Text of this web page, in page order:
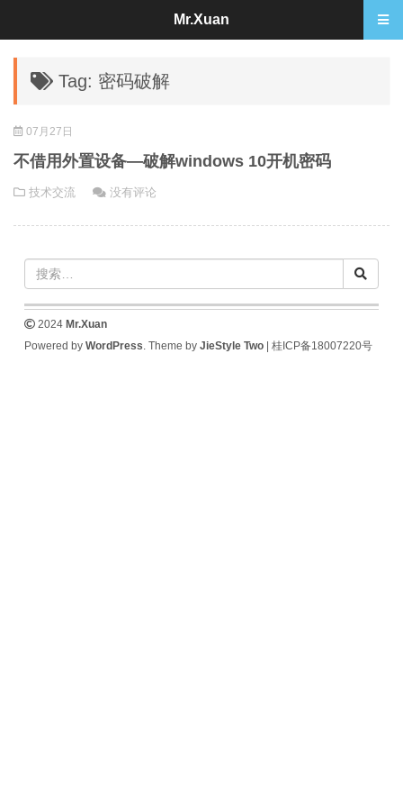
Tag: 密码破解
07月27日
不借用外置设备—破解windows 10开机密码
技术交流 没有评论
2024 Mr.Xuan
Powered by WordPress. Theme by JieStyle Two| 桂ICP备18007220号
Mr.Xuan